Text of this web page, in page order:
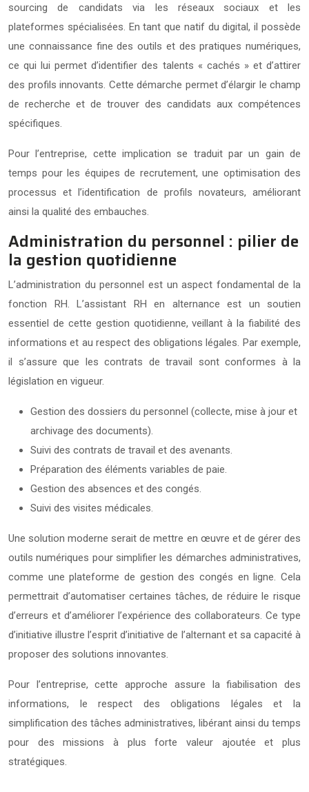
sourcing de candidats via les réseaux sociaux et les
plateformes spécialisées. En tant que natif du digital, il possède
une connaissance fine des outils et des pratiques numériques,
ce qui lui permet d’identifier des talents « cachés » et d’attirer
des profils innovants. Cette démarche permet d’élargir le champ
de recherche et de trouver des candidats aux compétences
spécifiques.
Pour l’entreprise, cette implication se traduit par un gain de
temps pour les équipes de recrutement, une optimisation des
processus et l’identification de profils novateurs, améliorant
ainsi la qualité des embauches.
Administration du personnel : pilier de
la gestion quotidienne
L’administration du personnel est un aspect fondamental de la
fonction RH. L’assistant RH en alternance est un soutien
essentiel de cette gestion quotidienne, veillant à la fiabilité des
informations et au respect des obligations légales. Par exemple,
il s’assure que les contrats de travail sont conformes à la
législation en vigueur.
Gestion des dossiers du personnel (collecte, mise à jour et
archivage des documents).
Suivi des contrats de travail et des avenants.
Préparation des éléments variables de paie.
Gestion des absences et des congés.
Suivi des visites médicales.
Une solution moderne serait de mettre en œuvre et de gérer des
outils numériques pour simplifier les démarches administratives,
comme une plateforme de gestion des congés en ligne. Cela
permettrait d’automatiser certaines tâches, de réduire le risque
d’erreurs et d’améliorer l’expérience des collaborateurs. Ce type
d’initiative illustre l’esprit d’initiative de l’alternant et sa capacité à
proposer des solutions innovantes.
Pour l’entreprise, cette approche assure la fiabilisation des
informations, le respect des obligations légales et la
simplification des tâches administratives, libérant ainsi du temps
pour des missions à plus forte valeur ajoutée et plus
stratégiques.